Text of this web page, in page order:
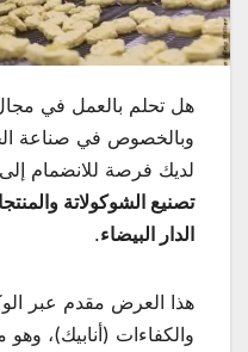
هل تحلم بالعمل في مجال
وبالخصوص في صناعة
لديك فرصة للانضمام
تصنيع الشوكولاتة
الدار البيضاء.
هذا العرض مقدم عبر
والكفاءات (أنابيك)،